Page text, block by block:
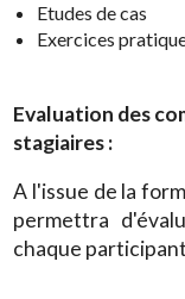
Etudes de cas
Exercices
Evaluation des
stagiaires :
A l'issue de la
permettra
chaque